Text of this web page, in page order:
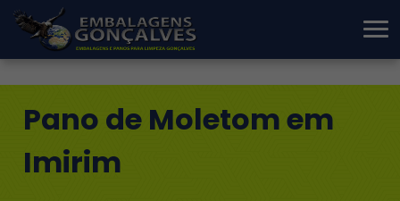
Pano de Moletom em
Imirim